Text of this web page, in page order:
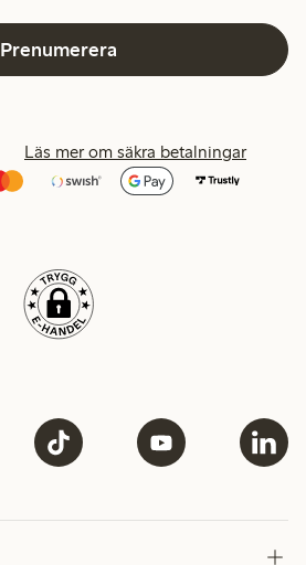
Prenumerera
Läs mer om säkra betalningar